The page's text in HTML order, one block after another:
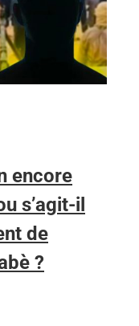
encore
s’agit-il
de
?